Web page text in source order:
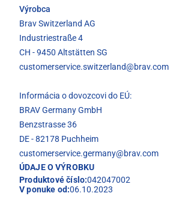
Výrobca
Brav Switzerland AG
Industriestraße 4
CH - 9450 Altstätten SG
customerservice.switzerland@brav.com
Informácia o dovozcovi do EÚ:
BRAV Germany GmbH
Benzstrasse 36
DE - 82178 Puchheim
customerservice.germany@brav.com
ÚDAJE O VÝROBKU
Produktové číslo:042047002
V ponuke od:06.10.2023